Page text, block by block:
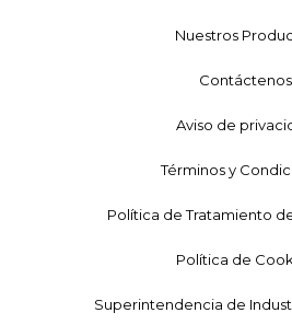
Nuestros
Contáctenos
Aviso de
Términos y
Política de Tratamiento
Política de
Superintendencia de